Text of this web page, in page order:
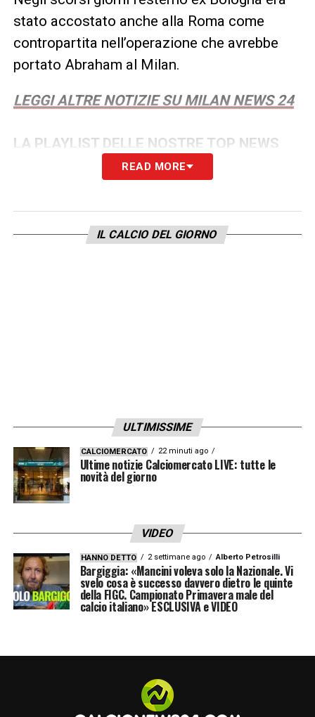
stato accostato anche alla Roma come
contropartita nell’operazione che avrebbe
portato Abraham al Milan.
LEGGI ALTRE NOTIZIE SU MILAN NEWS 24
LA PLAYLIST DELLE NOSTRE TOP NEWS
READ MORE
IL CALCIO DEL GIORNO
ULTIMISSIME
CALCIOMERCATO 22 minuti ago
Ultime notizie Calciomercato LIVE: tutte le
novità del giorno
VIDEO
HANNO DETTO 2 settimane ago Alberto Petrosilli
Bargiggia: «Mancini voleva solo la Nazionale. Vi
svelo cosa è successo davvero dietro le quinte
della FIGC. Campionato Primavera male del
calcio italiano» ESCLUSIVA e VIDEO